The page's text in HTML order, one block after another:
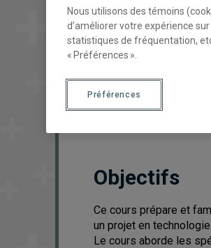
Nombre de
Objectifs
Ce cours prépare et
un projet en
Le cours aborde les
Nous utilisons des témoins
d’améliorer votre expérience
statistiques de fréquentation,
« Préférences ».
Préférences